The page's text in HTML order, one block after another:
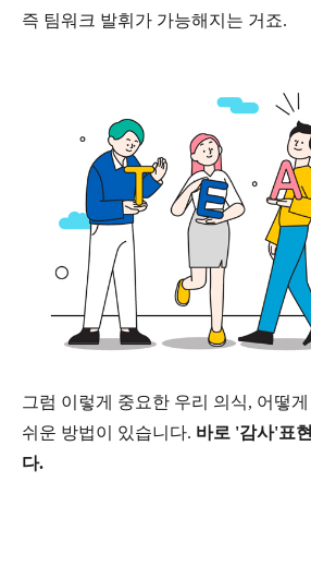
즉 팀워크 발휘가 가능해지는 거죠.
그럼 이렇게 중요한 우리 의식, 어떻
쉬운 방법이 있습니다. 바로 '감사'표
다.